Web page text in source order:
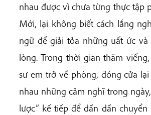
nhau được vì chưa từng thực tập
Mới, lại không biết cách lắng
ngữ để giải tỏa những uất ức và
lòng. Trong thời gian thăm
sư em trở về phòng, đóng cửa
nhau những cảm nghĩ trong
lược” kế tiếp để dần dần